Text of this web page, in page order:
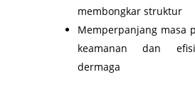
membongkar struktur
Memperpanjang masa
keamanan dan
dermaga